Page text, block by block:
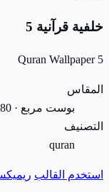
خلفية قرآنية 5
Quran Wallpaper 5
المقاس
بوست مربع · 1080×1080
التصنيف
quran
استخدم القالب